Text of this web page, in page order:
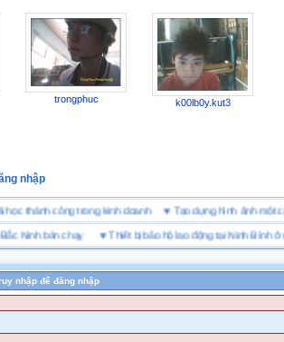
trongphuc k00lb0y.kut3
nhập
4 bài học thành công trong kinh doanh♥Tạo dựng hình ảnh
bán chạy♥ Thiết bị bảo hộ lao động tại Ninh Bình ở đâu
nhập để đăng nhập